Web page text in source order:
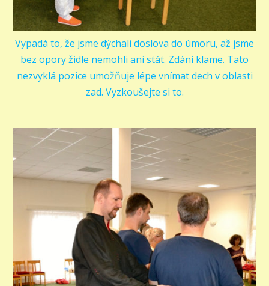
Vypadá to, že jsme dýchali doslova do úmoru, až jsme
bez opory židle nemohli ani stát. Zdání klame. Tato
nezvyklá pozice umožňuje lépe vnímat dech v oblasti
zad. Vyzkoušejte si to.